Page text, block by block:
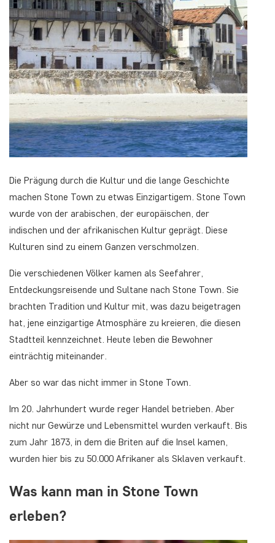
Die Prägung durch die Kultur und die lange Geschichte
machen Stone Town zu etwas Einzigartigem. Stone Town
wurde von der arabischen, der europäischen, der
indischen und der afrikanischen Kultur geprägt. Diese
Kulturen sind zu einem Ganzen verschmolzen.
Die verschiedenen Völker kamen als Seefahrer,
Entdeckungsreisende und Sultane nach Stone Town. Sie
brachten Tradition und Kultur mit, was dazu beigetragen
hat, jene einzigartige Atmosphäre zu kreieren, die diesen
Stadtteil kennzeichnet. Heute leben die Bewohner
einträchtig miteinander.
Aber so war das nicht immer in Stone Town.
Im 20. Jahrhundert wurde reger Handel betrieben. Aber
nicht nur Gewürze und Lebensmittel wurden verkauft. Bis
zum Jahr 1873, in dem die Briten auf die Insel kamen,
wurden hier bis zu 50.000 Afrikaner als Sklaven verkauft.
Was kann man in Stone Town
erleben?